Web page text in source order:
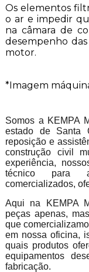
Os elementos
o ar e impedir
na câmara de
desempenho
motor.
*Imagem
Somos a KEMPA
estado de Santa
reposição e
construção civil
experiência,
técnico para
comercializados,
Aqui na KEMPA
peças apenas,
que
em nossa oficina,
quais produtos
equipamentos
fabricação.